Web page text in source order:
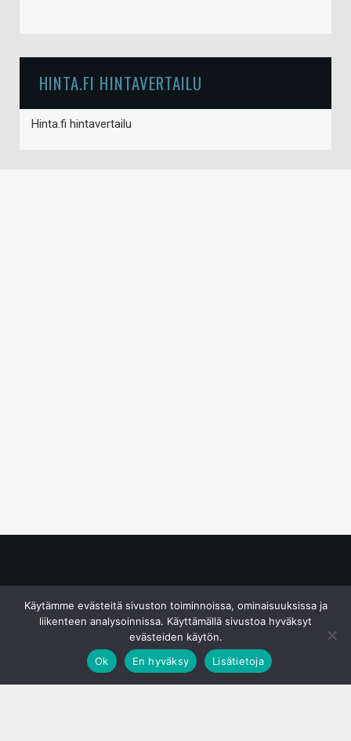
HINTA.FI HINTAVERTAILU
Hinta.fi hintavertailu
Käytämme evästeitä sivuston toiminnoissa, ominaisuuksissa ja
liikenteen analysoinnissa. Käyttämällä sivustoa hyväksyt
evästeiden käytön.
Ok
En hyväksy Lisätietoja